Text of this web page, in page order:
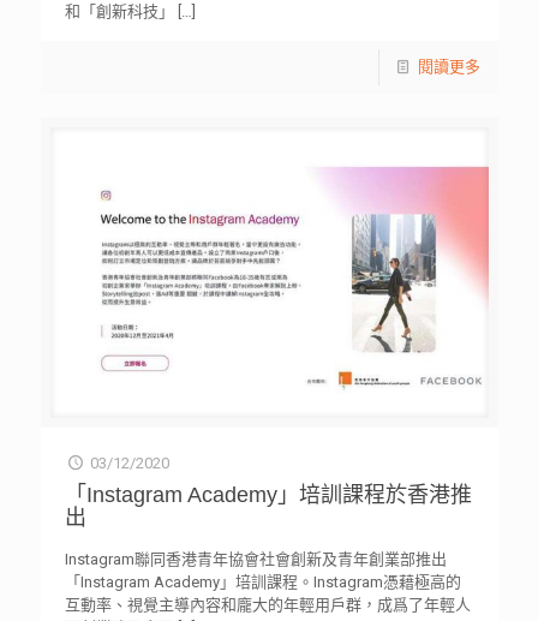
和「創新科技」
[…]
閱讀更多
03/12/2020
「Instagram Academy」培訓課程於香港推
出
Instagram聯同香港青年協會社會創新及青年創業部推出
「Instagram Academy」培訓課程。Instagram憑藉極高的
互動率、視覺主導內容和龐大的年輕用戶群，成爲了年輕人